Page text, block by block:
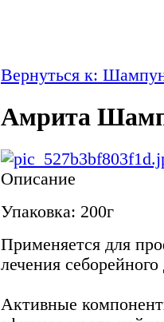
Вернуться к:
Амрита
Описание
Упаковка: 200г
Применяется для
лечения
Активные